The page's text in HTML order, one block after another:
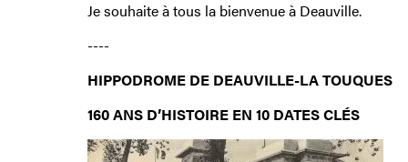
Je souhaite à tous la bienvenue à Deauville.
----
HIPPODROME DE DEAUVILLE-LA TOUQUES
160 ANS D’HISTOIRE EN 10 DATES CLÉS